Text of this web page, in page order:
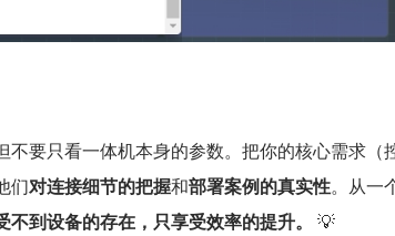
要只看一体机本身的参数。把你的核心需求（
们对连接细节的把握和部署案例的真实性。从一
到设备的存在，只享受效率的提升。 ​ 💡